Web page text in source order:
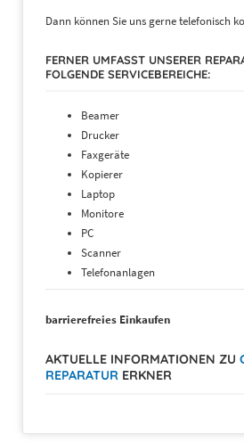
Dann können Sie uns gerne telefonisch
FERNER UMFASST UNSERER
FOLGENDE SERVICEBEREICHE:
Beamer
Drucker
Faxgeräte
Kopierer
Laptop
Monitore
PC
Scanner
Telefonanlagen
barrierefreies Einkaufen
AKTUELLE INFORMATIONEN ZU
REPARATUR ERKNER